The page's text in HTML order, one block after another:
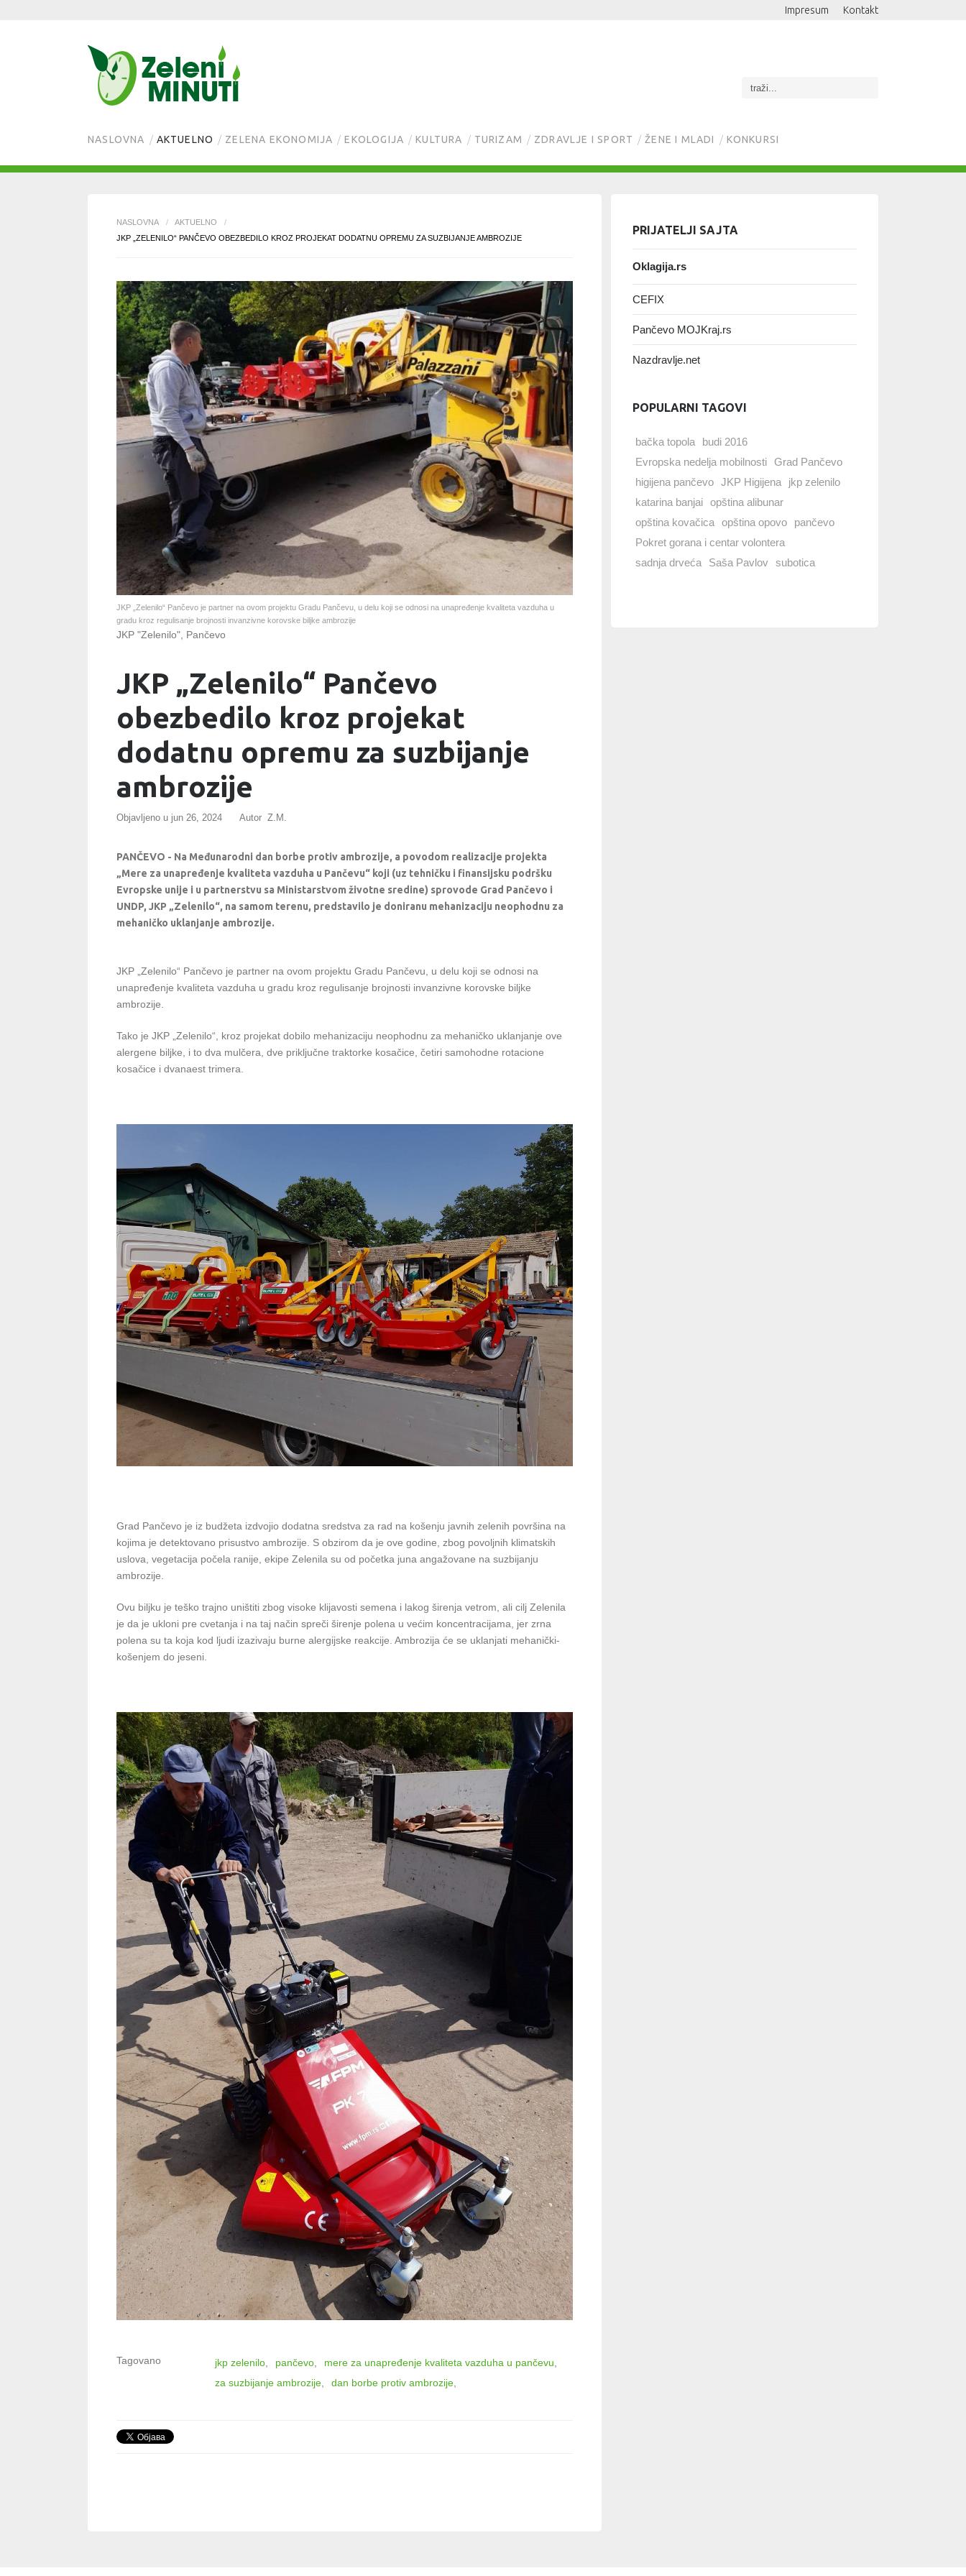
Impresum Kontakt
NASLOVNA AKTUELNO ZELENA EKONOMIJA EKOLOGIJA KULTURA TURIZAM ZDRAVLJE I SPORT ŽENE I MLADI KONKURSI
NASLOVNA / AKTUELNO
/
JKP „ZELENILO“ PANČEVO OBEZBEDILO KROZ PROJEKAT DODATNU OPREMU ZA SUZBIJANJE AMBROZIJE
JKP „Zelenilo“ Pančevo je partner na ovom projektu Gradu Pančevu, u delu koji se odnosi na unapređenje kvaliteta vazduha u
gradu kroz regulisanje brojnosti invanzivne korovske biljke ambrozije
JKP "Zelenilo", Pančevo
JKP „Zelenilo“ Pančevo
obezbedilo kroz projekat
dodatnu opremu za suzbijanje
ambrozije
Objavljeno u jun 26, 2024 Autor Z.M.
PANČEVO - Na Međunarodni dan borbe protiv ambrozije, a povodom realizacije projekta
„Mere za unapređenje kvaliteta vazduha u Pančevu“ koji (uz tehničku i finansijsku podršku
Evropske unije i u partnerstvu sa Ministarstvom životne sredine) sprovode Grad Pančevo i
UNDP, JKP „Zelenilo“, na samom terenu, predstavilo je doniranu mehanizaciju neophodnu za
mehaničko uklanjanje ambrozije.
JKP „Zelenilo“ Pančevo je partner na ovom projektu Gradu Pančevu, u delu koji se odnosi na
unapređenje kvaliteta vazduha u gradu kroz regulisanje brojnosti invanzivne korovske biljke
ambrozije.
Tako je JKP „Zelenilo“, kroz projekat dobilo mehanizaciju neophodnu za mehaničko uklanjanje ove
alergene biljke, i to dva mulčera, dve priključne traktorke kosačice, četiri samohodne rotacione
kosačice i dvanaest trimera.
Grad Pančevo je iz budžeta izdvojio dodatna sredstva za rad na košenju javnih zelenih površina na
kojima je detektovano prisustvo ambrozije. S obzirom da je ove godine, zbog povoljnih klimatskih
uslova, vegetacija počela ranije, ekipe Zelenila su od početka juna angažovane na suzbijanju
ambrozije.
Ovu biljku je teško trajno uništiti zbog visoke klijavosti semena i lakog širenja vetrom, ali cilj Zelenila
je da je ukloni pre cvetanja i na taj način spreči širenje polena u većim koncentracijama, jer zrna
polena su ta koja kod ljudi izazivaju burne alergijske reakcije. Ambrozija će se uklanjati mehanički-
košenjem do jeseni.
Tagovano jkp zelenilo pančevo
mere za unapređenje kvaliteta vazduha u pančevu
za suzbijanje ambrozije
dan borbe protiv ambrozije
PRIJATELJI SAJTA
Oklagija.rs
CEFIX
Pančevo MOJKraj.rs
Nazdravlje.net
POPULARNI TAGOVI
bačka topola
budi 2016
Evropska nedelja mobilnosti
Grad Pančevo
higijena pančevo JKP Higijena
jkp zelenilo
katarina banjai opština alibunar
opština kovačica opština opovo
pančevo
Pokret gorana i centar volontera
sadnja drveća
Saša Pavlov subotica